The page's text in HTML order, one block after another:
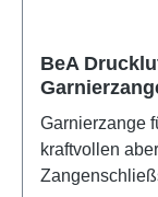
BeA
Garnierzange
kraftvollen